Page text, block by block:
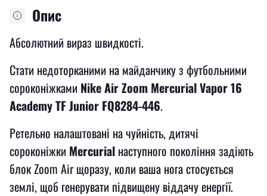
Опис
Абсолютний вираз швидкості.
Стати недоторканими на майданчику з футбольними
сороконіжками Nike Air Zoom Mercurial Vapor 16
Academy TF Junior FQ8284-446.
Ретельно налаштовані на чуйність, дитячі
сороконіжки Mercurial наступного покоління задіють
блок Zoom Air щоразу, коли ваша нога стосується
землі, щоб генерувати підвищену віддачу енергії.